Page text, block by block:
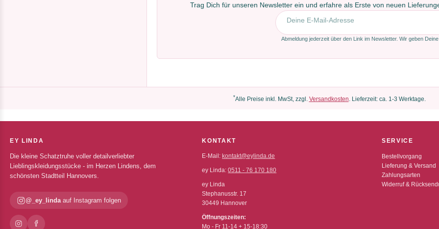
Trag Dich für unseren Newsletter ein und erfahre als Erste von neuen
E-Mail-Adresse
Abmeldung jederzeit über den Link im Newsletter. Wir geben
*Alle Preise inkl. MwSt, zzgl. Versandkosten. Lieferzeit: ca. 1-3 Werktage.
EY LINDA
Die kleine Schatztruhe voller detailverliebter
Lieblingskleidungsstücke - im Herzen Lindens, dem
schönsten Stadtteil Hannovers.
@_ey_lindaauf Instagram folgen
KONTAKT
E-Mail: kontakt@eylinda.de
ey Linda:0511 - 76 170 180
ey Linda
Stephanusstr. 17
30449 Hannover
Öffnungszeiten:
Mo - Fr 11-14 + 15-18:30
SERVICE
Bestellvorgang
Lieferung & Versand
Zahlungsarten
Widerruf &